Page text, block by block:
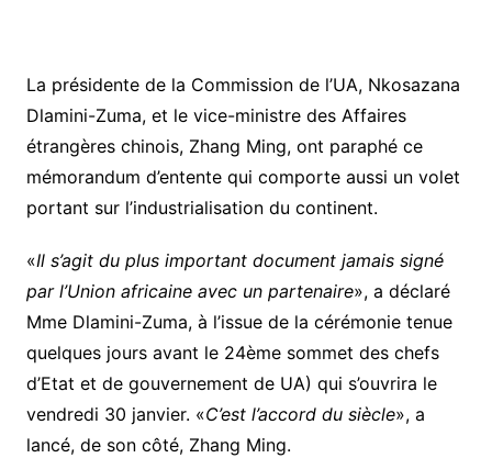
La présidente de la Commission de l’UA, Nkosazana
Dlamini-Zuma, et le vice-ministre des Affaires
étrangères chinois, Zhang Ming, ont paraphé ce
mémorandum d’entente qui comporte aussi un volet
portant sur l’industrialisation du continent.
«Il s’agit du plus important document jamais signé
par l’Union africaine avec un partenaire», a déclaré
Mme Dlamini-Zuma, à l’issue de la cérémonie tenue
quelques jours avant le 24ème sommet des chefs
d’Etat et de gouvernement de UA) qui s’ouvrira le
vendredi 30 janvier. «C’est l’accord du siècle», a
lancé, de son côté, Zhang Ming.